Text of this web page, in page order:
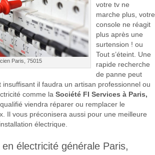
Paris, 75015
votre tv ne
marche plus, votre
console ne réagit
plus après une
surtension ! ou
Tout s’éteint. Une
rapide recherche
de panne peut
insuffisant il faudra un artisan professionnel ou
comme la Société FI Services à Paris,
qualifié viendra réparer ou remplacer le
Il vous préconisera aussi pour une meilleure
électrique.
électricité générale Paris,